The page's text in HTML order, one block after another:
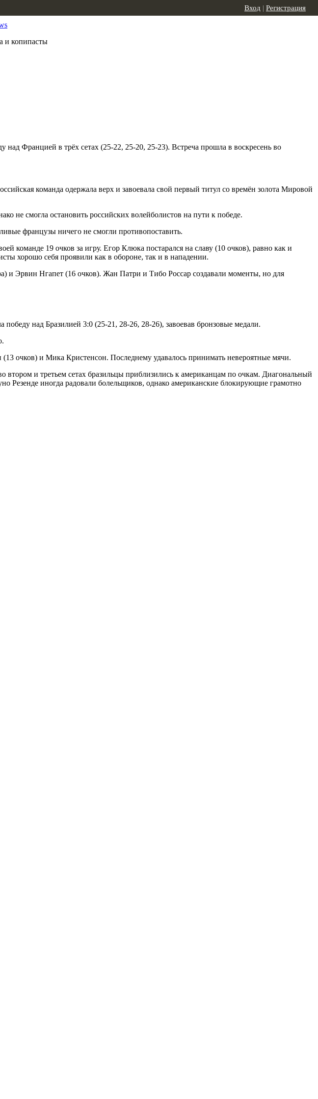
и копипасты
Вход | Регистрация
Францией в трёх сетах (25-22, 25-20, 25-23). Встреча прошла в воскресень во
команда одержала верх и завоевала свой первый титул со времён золота Мировой
не смогла остановить российских волейболистов на пути к победе.
французы ничего не смогли противопоставить.
команде 19 очков за игру. Егор Клюка постарался на славу (10 очков), равно как и
хорошо себя проявили как в обороне, так и в нападении.
Эрвин Нгапет (16 очков). Жан Патри и Тибо Россар создавали моменты, но для
над Бразилией 3:0 (25-21, 28-26, 28-26), завоевав бронзовые медали.
очков) и Мика Кристенсон. Последнему удавалось принимать невероятные мячи.
втором и третьем сетах бразильцы приблизились к американцам по очкам. Диагональный
Резенде иногда радовали болельщиков, однако американские блокирующие грамотно